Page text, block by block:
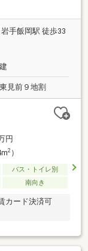
岩手飯岡駅 徒歩33
見前９地割
円
2）
バス・トイレ別
南向き
カード決済可